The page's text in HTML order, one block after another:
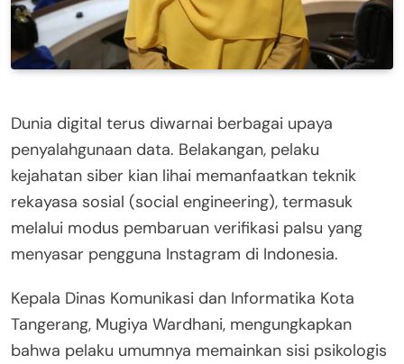
Dunia digital terus diwarnai berbagai upaya
penyalahgunaan data. Belakangan, pelaku
kejahatan siber kian lihai memanfaatkan teknik
rekayasa sosial (social engineering), termasuk
melalui modus pembaruan verifikasi palsu yang
menyasar pengguna Instagram di Indonesia.
Kepala Dinas Komunikasi dan Informatika Kota
Tangerang, Mugiya Wardhani, mengungkapkan
bahwa pelaku umumnya memainkan sisi psikologis